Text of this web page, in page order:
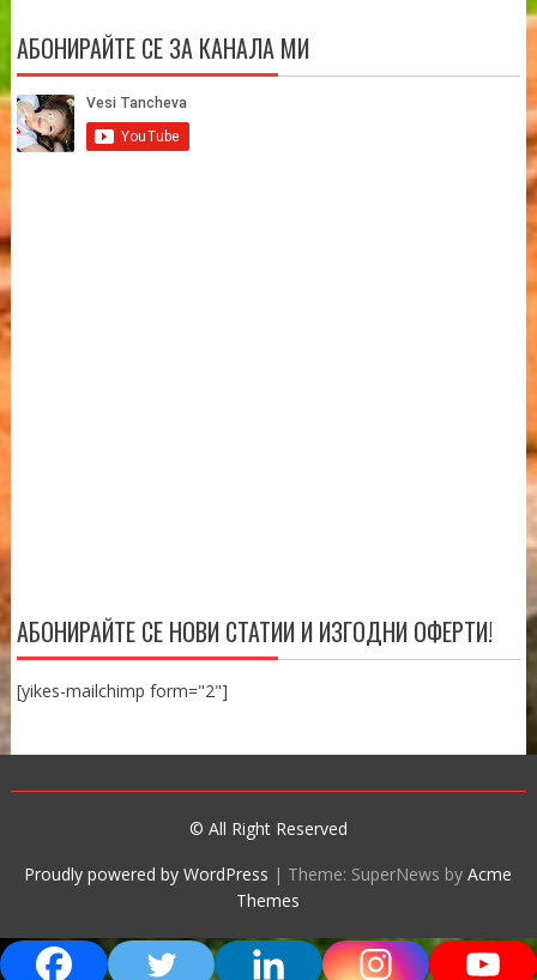
АБОНИРАЙТЕ СЕ ЗА КАНАЛА МИ
АБОНИРАЙТЕ СЕ НОВИ СТАТИИ И ИЗГОДНИ ОФЕРТИ!
[yikes-mailchimp form="2"]
© All Right Reserved
Proudly powered by WordPress | Theme: SuperNews byAcme
Themes